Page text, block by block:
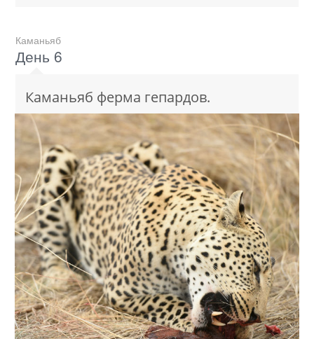
Каманьяб
День 6
Каманьяб ферма гепардов.